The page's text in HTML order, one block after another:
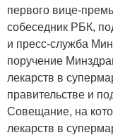
первого вице-
собеседник РБК,
и пресс-служба
поручение
лекарств в
правительстве и
Совещание, на
лекарств в